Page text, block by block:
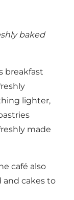
baked
breakfast
lighter,
made
café also
and cakes to